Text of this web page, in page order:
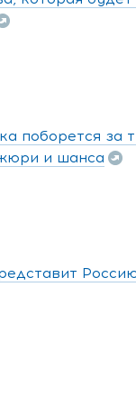
поборется за
и шанса